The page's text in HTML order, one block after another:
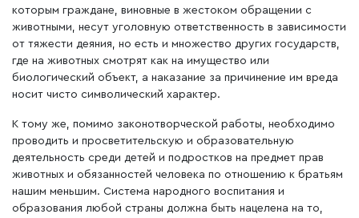
которым граждане, виновные в жестоком обращении с
животными, несут уголовную ответственность в зависимости
от тяжести деяния, но есть и множество других государств,
где на животных смотрят как на имущество или
биологический объект, а наказание за причинение им вреда
носит чисто символический характер.
К тому же, помимо законотворческой работы, необходимо
проводить и просветительскую и образовательную
деятельность среди детей и подростков на предмет прав
животных и обязанностей человека по отношению к братьям
нашим меньшим. Система народного воспитания и
образования любой страны должна быть нацелена на то,